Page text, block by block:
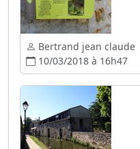
Bertrand jean claude
10/03/2018 à 16h47